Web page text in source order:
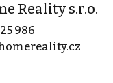
Reality s.r.o.
986